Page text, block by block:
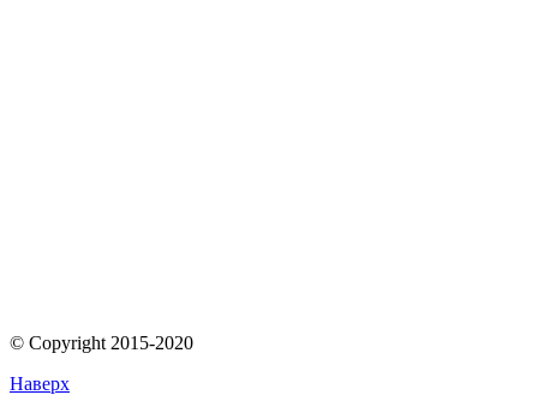
© Copyright 2015-2020
Наверх